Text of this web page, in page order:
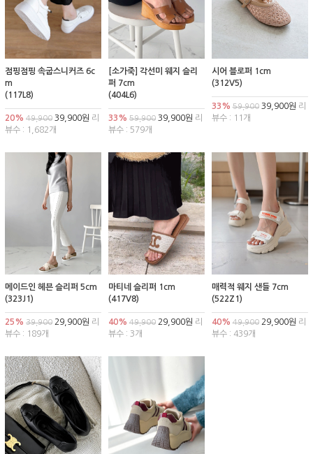
점핑점핑 속굽스니커즈 6c
m
(117L8)
20% 49,900 39,900원 리
뷰수 : 1,682개
[소가죽] 각선미 웨지 슬리
퍼 7cm
(404L6)
33% 59,90039,900원 리
뷰수 : 579개
시어 블로퍼 1cm
(312V5)
33% 59,90039,900원 리
뷰수 : 11개
메이드인 헤븐 슬리퍼 5cm
(323J1)
25% 39,900 29,900원 리
뷰수 : 189개
마티네 슬리퍼 1cm
(417V8)
40% 49,90029,900원 리
뷰수 : 3개
매력적 웨지 샌들 7cm
(522Z1)
40% 49,90029,900원 리
뷰수 : 439개